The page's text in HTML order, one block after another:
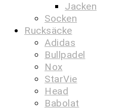
Jacken
Socken
Rucksäcke
Adidas
Bullpadel
Nox
StarVie
Head
Babolat